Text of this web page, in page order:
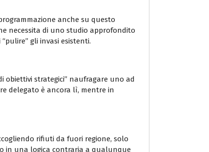
anche su questo
necessita di uno studio approfondito
gli invasi esistenti.
obiettivi strategici” naufragare uno ad
delegato è ancora lì, mentre in
rifiuti da fuori regione, solo
in una logica contraria a qualunque